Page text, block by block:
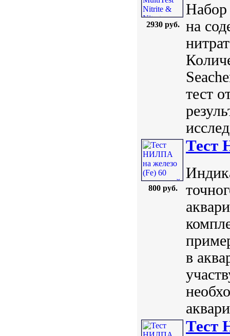
2930 руб.
Набор
на
тест
800 руб.
Тест
в
Тест